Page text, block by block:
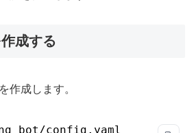
成する
作成します。
/config .yaml